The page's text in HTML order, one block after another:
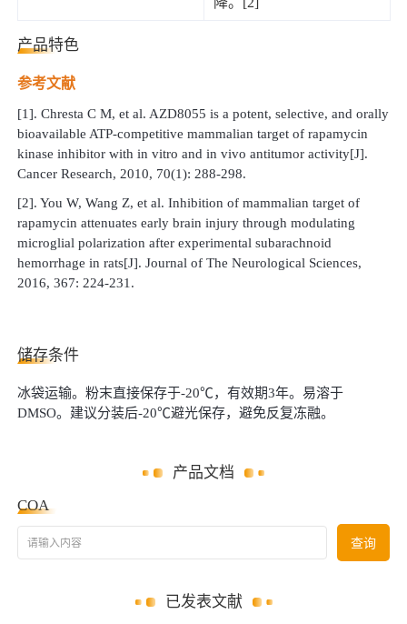
产品特色
参考文献
[1]. Chresta C M, et al. AZD8055 is a potent, selective, and orally
bioavailable ATP-competitive mammalian target of rapamycin
kinase inhibitor with in vitro and in vivo antitumor activity[J].
Cancer Research, 2010, 70(1): 288-298.
[2]. You W, Wang Z, et al. Inhibition of mammalian target of
rapamycin attenuates early brain injury through modulating
microglial polarization after experimental subarachnoid
hemorrhage in rats[J]. Journal of The Neurological Sciences,
2016, 367: 224-231.
储存条件
冰袋运输。粉末直接保存于-20℃，有效期3年。易溶于
DMSO。建议分装后-20℃避光保存，避免反复冻融。
产品文档
COA
请输入内容 查询
已发表文献